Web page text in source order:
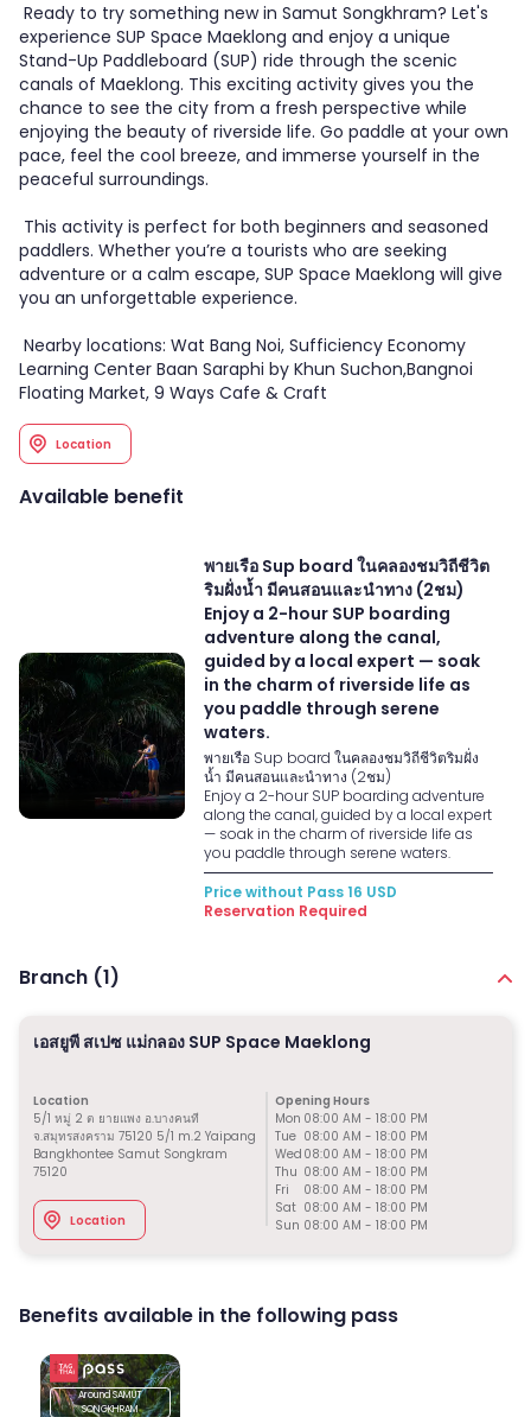
Ready to try something new in Samut Songkhram? Let's
experience SUP Space Maeklong and enjoy a unique
Stand-Up Paddleboard (SUP) ride through the scenic
canals of Maeklong. This exciting activity gives you the
chance to see the city from a fresh perspective while
enjoying the beauty of riverside life. Go paddle at your own
pace, feel the cool breeze, and immerse yourself in the
peaceful surroundings.
This activity is perfect for both beginners and seasoned
paddlers. Whether you’re a tourists who are seeking
adventure or a calm escape, SUP Space Maeklong will give
you an unforgettable experience.
Nearby locations: Wat Bang Noi, Sufficiency Economy
Learning Center Baan Saraphi by Khun Suchon,Bangnoi
Floating Market, 9 Ways Cafe & Craft
Location
Available benefit
พายเรือ Sup board ในคลองชมวิถีชีวิต
ริมฝั่งน้ำ มีคนสอนและนำทาง (2ชม)
Enjoy a 2-hour SUP boarding
adventure along the canal,
guided by a local expert — soak
in the charm of riverside life as
you paddle through serene
waters.
พายเรือ Sup board ในคลองชมวิถีชีวิตริมฝั่ง
น้ำ มีคนสอนและนำทาง (2ชม)
Enjoy a 2-hour SUP boarding adventure
along the canal, guided by a local expert
— soak in the charm of riverside life as
you paddle through serene waters.
Price without Pass16 USD
Reservation Required
Branch (1)
เอสยูพี สเปซ แม่กลอง SUP Space Maeklong
Location
5/1 หมู่ 2 ต ยายแพง อ.บางคนที
จ.สมุทรสงคราม 75120 5/1 m.2 Yaipang
Bangkhontee Samut Songkram
75120
Location
Opening Hours
Mon 08:00 AM - 18:00 PM
Tue 08:00 AM - 18:00 PM
Wed 08:00 AM - 18:00 PM
Thu 08:00 AM - 18:00 PM
Fri
08:00 AM - 18:00 PM
Sat 08:00 AM - 18:00 PM
Sun 08:00 AM - 18:00 PM
Benefits available in the following pass
AroundSAMUT
SONGKHRAM